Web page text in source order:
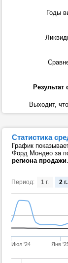
Годы
Выходит,
Статистика
График
Форд Мондео за
региона продажи.
Период:
Июл '24 Янв
1 г. 2 г.